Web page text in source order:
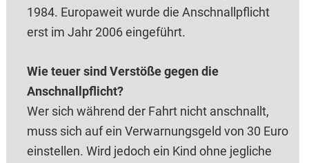
1984. Europaweit wurde die Anschnallpflicht
erst im Jahr 2006 eingeführt.
Wie teuer sind Verstöße gegen die
Anschnallpflicht?
Wer sich während der Fahrt nicht anschnallt,
muss sich auf ein Verwarnungsgeld von 30 Euro
einstellen. Wird jedoch ein Kind ohne jegliche